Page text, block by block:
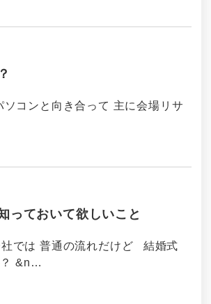
コンと向き合って 主に会場リサ
っておいて欲しいこと
では 普通の流れだけど 結婚式
？ &n…